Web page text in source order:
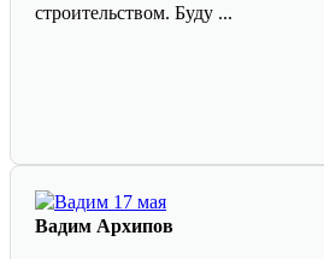
строительством. Буду ...
Вадим Архипов